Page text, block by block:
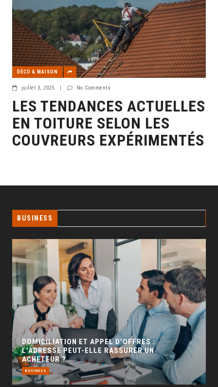
DÉCO & MAISON
juillet 3, 2025 | No Comments
LES TENDANCES ACTUELLES
EN TOITURE SELON LES
COUVREURS EXPÉRIMENTÉS
BUSINESS
GÉO SEO : UN LEVIER INCONTOURNABLE POUR
LA VISIBILITÉ LOCALE
BUSINESS